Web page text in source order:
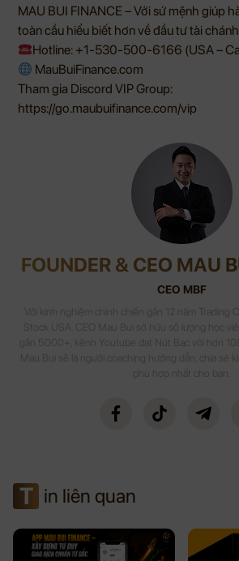
MAU BUI FINANCE – Với sứ mệnh giúp
toàn cầu hiểu biết hơn về đầu tư tài chánh
Hotline: +1-530-500-6166 (USA –
MauBuiFinance.com
Tham gia Discord VIP Group:
https://go.maubuifinance.com/vip
FOUNDER & CEO MAU
CEO MBF
Với kinh nghiệm chinh chiến gần 12 năm Trading
Stock USA. CEO Mau Bui sở hữu số lượng học
gần 5000+, kênh Youtube đạt Nút Bạc với hơn
Mau Bui sẽ là người coaching hướng dẫn, chia sẻ
phù hợp nhất cho bạn.
T in liên quan